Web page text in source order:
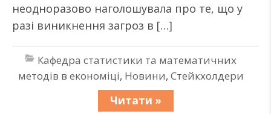
неодноразово наголошувала про те, що у
разі виникнення загроз в […]
Кафедра статистики та математичних
методів в економіці, Новини, Стейкхолдери
Читати »